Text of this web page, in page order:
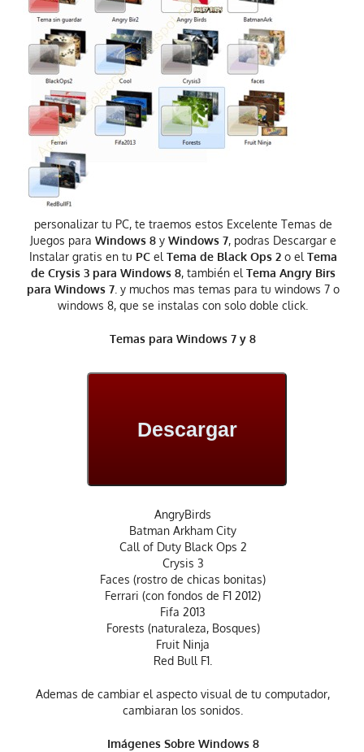
personalizar tu PC, te traemos estos Excelente Temas de
Juegos para Windows 8y Windows 7, podras Descargar e
Instalar gratis en tu PCelTema de Black Ops 2o elTema
de Crysis 3 para Windows 8, también elTema Angry Birs
para Windows 7. y muchos mas temas para tu windows 7 o
windows 8, que se instalas con solo doble click.
Temas para Windows 7 y 8
Descargar
AngryBirds
Batman Arkham City
Call of Duty Black Ops 2
Crysis 3
Faces (rostro de chicas bonitas)
Ferrari (con fondos de F1 2012)
Fifa 2013
Forests (naturaleza, Bosques)
Fruit Ninja
Red Bull F1.
Ademas de cambiar el aspecto visual de tu computador,
cambiaran los sonidos.
ImágenesSobre Windows 8